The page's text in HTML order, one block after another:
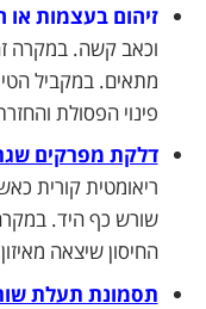
זיהום בעצמות
וכאב קשה. במקרה
מתאים. במקביל
פינוי הפסולת
דלקת מפרקים
ריאומטית קורית
שורש כף היד. במקרה
החיסון שיצאה
תסמונת תעלת